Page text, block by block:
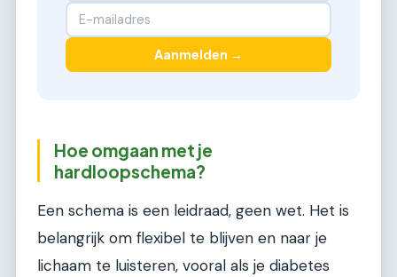
Aanmelden →
Hoe omgaan met je
hardloopschema?
Een schema is een leidraad, geen wet. Het is
belangrijk om flexibel te blijven en naar je
lichaam te luisteren, vooral als je diabetes